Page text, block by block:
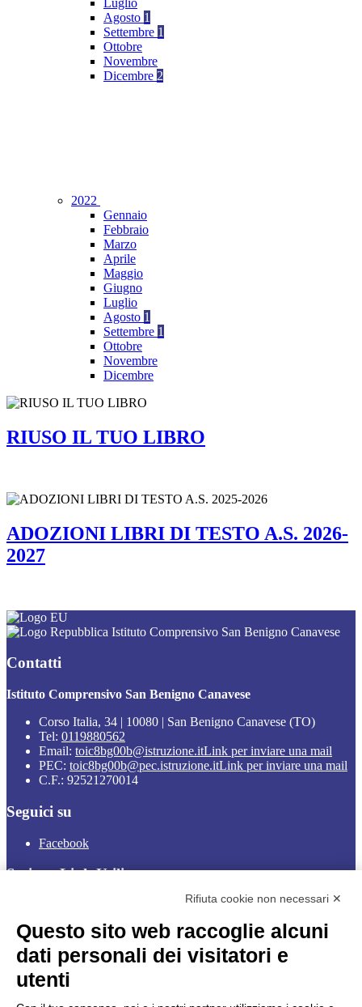
Luglio
Agosto 1
Settembre 1
Ottobre
Novembre
Dicembre 2
2022
Gennaio
Febbraio
Marzo
Aprile
Maggio
Giugno
Luglio
Agosto 1
Settembre 1
Ottobre
Novembre
Dicembre
RIUSO IL TUO LIBRO
ADOZIONI LIBRI DI TESTO A.S. 2026-
2027
Istituto Comprensivo San Benigno Canavese
Contatti
Istituto Comprensivo San Benigno Canavese
Corso Italia, 34 | 10080 | San Benigno Canavese (TO)
Tel: 0119880562
Email: toic8bg00b@istruzione.itLink per inviare una mail
PEC: toic8bg00b@pec.istruzione.itLink per inviare una mail
C.F.: 92521270014
Seguici su
Facebook
Sezione Link Utili
Informativa Privacy
Ufficio Relazioni con il Pubblico
Dichiarazione di accessibilità
Obiettivi di accessibilità
Rifiuta cookie non necessari ✕
Questo sito web raccoglie alcuni
dati personali dei visitatori e
utenti